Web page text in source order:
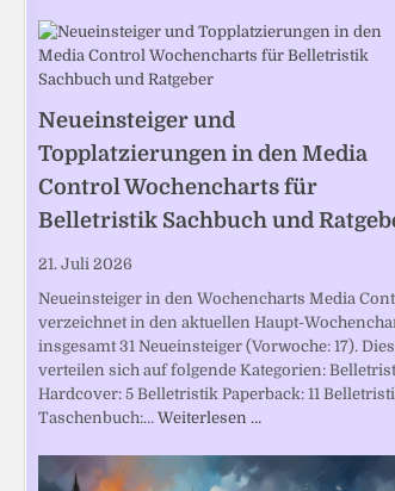
Neueinsteiger und
Topplatzierungen in den Media
Control Wochencharts für
Belletristik Sachbuch und
21. Juli 2026
Neueinsteiger in den Wochencharts Media
verzeichnet in den aktuellen Haupt-
insgesamt 31 Neueinsteiger (Vorwoche: 17).
verteilen sich auf folgende Kategorien:
Hardcover: 5 Belletristik Paperback: 11
Taschenbuch:… Weiterlesen …